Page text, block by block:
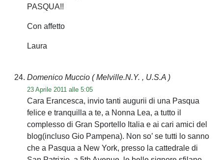
PASQUA!!
Con affetto
Laura
Domenico Muccio ( Melville.N.Y. , U.S.A )
23 Aprile 2011 alle 5:05
Cara Erancesca, invio tanti augurii di una Pasqua
felice e tranquilla a te, a Nonna Lea, a tutto il
complesso di Gran Sportello Italia e ai cari amici del
blog(incluso Gio Pampena). Non so’ se tutti lo sanno
che a Pasqua a New York, presso la cattedrale di